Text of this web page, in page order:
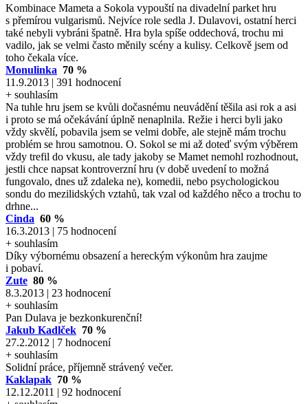
Kombinace Mameta a Sokola vypouští na divadelní parket hru
s přemírou vulgarismů. Nejvíce role sedla J. Dulavovi, ostatní herci
také nebyli vybráni špatně. Hra byla spíše oddechová, trochu mi
vadilo, jak se velmi často měnily scény a kulisy. Celkově jsem od
toho čekala více.
Monulinka 70 %
11.9.2013 | 391 hodnocení
+ souhlasím
Na tuhle hru jsem se kvůli dočasnému neuvádění těšila asi rok a asi
i proto se má očekávání úplně nenaplnila. Režie i herci byli jako
vždy skvělí, pobavila jsem se velmi dobře, ale stejně mám trochu
problém se hrou samotnou. O. Sokol se mi až doteď svým výběrem
vždy trefil do vkusu, ale tady jakoby se Mamet nemohl rozhodnout,
jestli chce napsat kontroverzní hru (v době uvedení to možná
fungovalo, dnes už zdaleka ne), komedii, nebo psychologickou
sondu do mezilidských vztahů, tak vzal od každého něco a trochu to
drhne...
Cinda 60 %
16.3.2013 | 75 hodnocení
+ souhlasím
Díky výbornému obsazení a hereckým výkonům hra zaujme
i pobaví.
Zute 80 %
8.3.2013 | 23 hodnocení
+ souhlasím
Pan Dulava je bezkonkurenční!
Jakub Kadlček 70 %
27.2.2012 | 7 hodnocení
+ souhlasím
Solidní práce, příjemně strávený večer.
Kaklapak 70 %
12.12.2011 | 92 hodnocení